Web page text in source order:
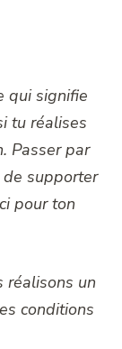
qui signifie
tu réalises
Passer par
supporter
pour ton
réalisons un
conditions